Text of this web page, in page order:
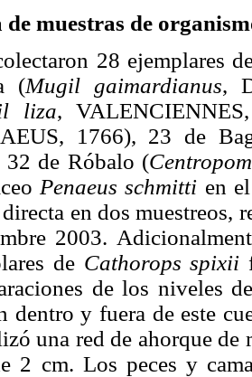
de muestras de
28 ejemplares
(Mugil gaimardianus,
liza,
1766), 23 de
32 de Róbalo (
Penaeus schmitti en
directa en dos muestreos,
2003.
de Cathorops spixii
de los niveles
dentro y fuera de este
una red de ahorque de
2 cm. Los peces y